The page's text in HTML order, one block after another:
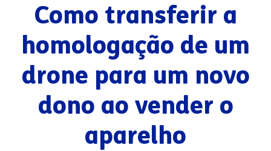
Como transferir a
homologação de um
drone para um novo
dono ao vender o
aparelho